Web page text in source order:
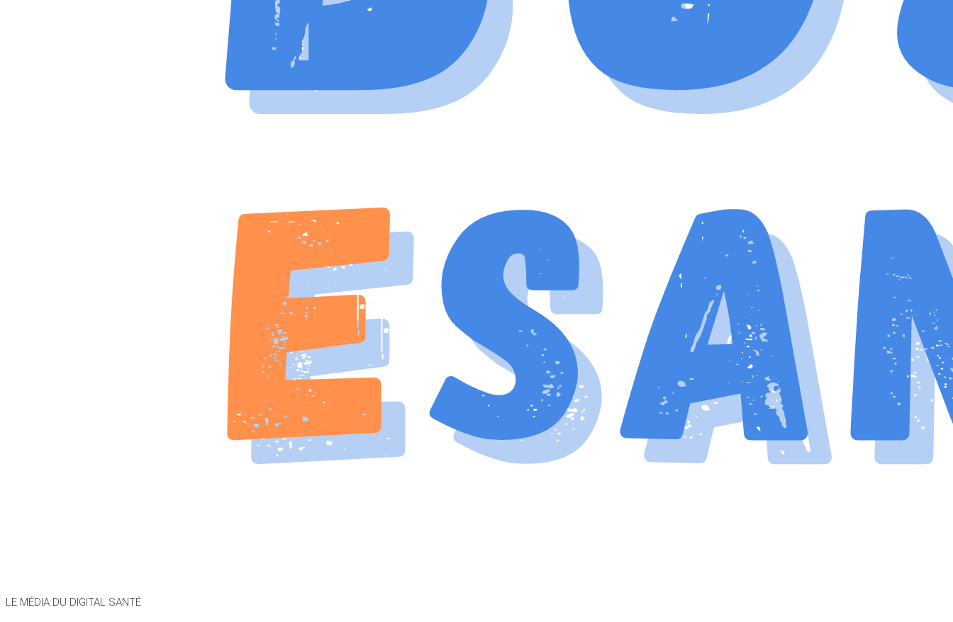
LE MÉDIA DU DIGITAL SANTÉ